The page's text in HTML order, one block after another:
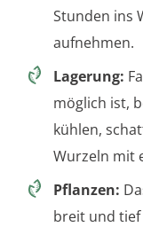
Stunden ins
aufnehmen.
Lagerung:
möglich ist,
kühlen,
Wurzeln mit
Pflanzen:
breit und tief